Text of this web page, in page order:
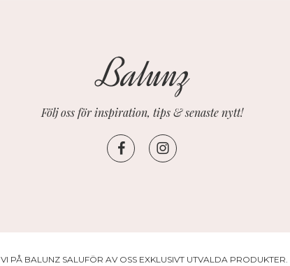
Följ oss för inspiration, tips & senaste nytt!
VI PÅ BALUNZ SALUFÖR AV OSS EXKLUSIVT UTVALDA PRODUKTER.